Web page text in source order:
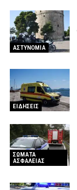
ΑΣΤΥΝΟΜΙΑ
ΕΙΔΗΣΕΙΣ
ΣΩΜΑΤΑ
ΑΣΦΑΛΕΙΑΣ